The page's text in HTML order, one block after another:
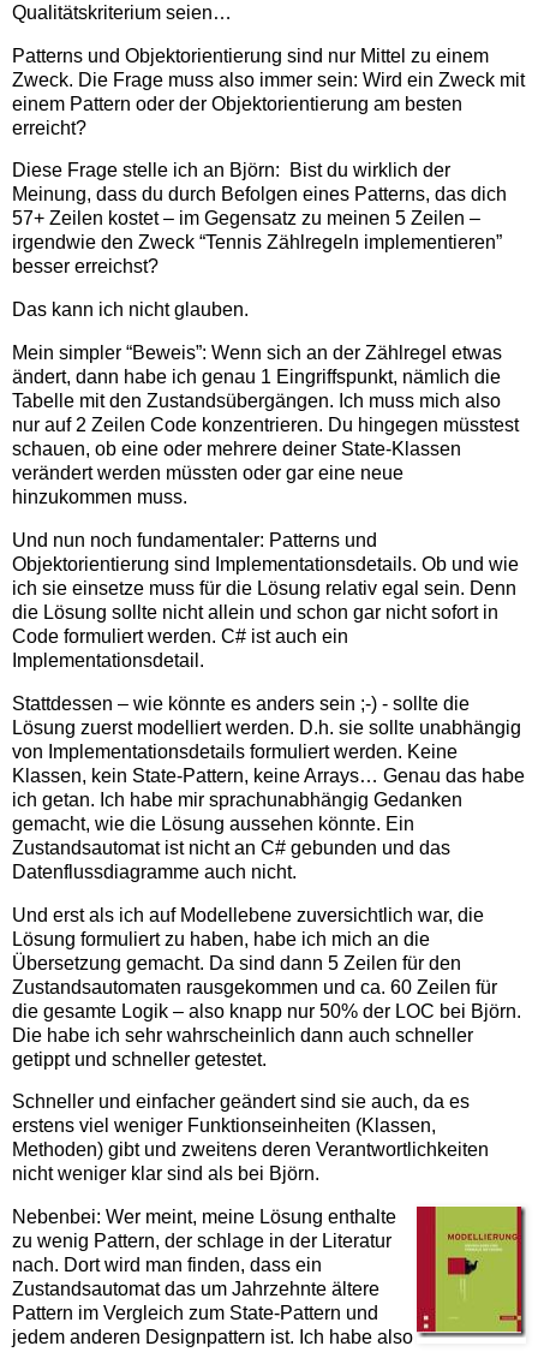
Qualitätskriterium seien…
Patterns und Objektorientierung sind nur Mittel zu einem
Zweck. Die Frage muss also immer sein: Wird ein Zweck mit
einem Pattern oder der Objektorientierung am besten
erreicht?
Diese Frage stelle ich an Björn: Bist du wirklich der
Meinung, dass du durch Befolgen eines Patterns, das dich
57+ Zeilen kostet – im Gegensatz zu meinen 5 Zeilen –
irgendwie den Zweck “Tennis Zählregeln implementieren”
besser erreichst?
Das kann ich nicht glauben.
Mein simpler “Beweis”: Wenn sich an der Zählregel etwas
ändert, dann habe ich genau 1 Eingriffspunkt, nämlich die
Tabelle mit den Zustandsübergängen. Ich muss mich also
nur auf 2 Zeilen Code konzentrieren. Du hingegen müsstest
schauen, ob eine oder mehrere deiner State-Klassen
verändert werden müssten oder gar eine neue
hinzukommen muss.
Und nun noch fundamentaler: Patterns und
Objektorientierung sind Implementationsdetails. Ob und wie
ich sie einsetze muss für die Lösung relativ egal sein. Denn
die Lösung sollte nicht allein und schon gar nicht sofort in
Code formuliert werden. C# ist auch ein
Implementationsdetail.
Stattdessen – wie könnte es anders sein ;-) - sollte die
Lösung zuerst modelliert werden. D.h. sie sollte unabhängig
von Implementationsdetails formuliert werden. Keine
Klassen, kein State-Pattern, keine Arrays… Genau das habe
ich getan. Ich habe mir sprachunabhängig Gedanken
gemacht, wie die Lösung aussehen könnte. Ein
Zustandsautomat ist nicht an C# gebunden und das
Datenflussdiagramme auch nicht.
Und erst als ich auf Modellebene zuversichtlich war, die
Lösung formuliert zu haben, habe ich mich an die
Übersetzung gemacht. Da sind dann 5 Zeilen für den
Zustandsautomaten rausgekommen und ca. 60 Zeilen für
die gesamte Logik – also knapp nur 50% der LOC bei Björn.
Die habe ich sehr wahrscheinlich dann auch schneller
getippt und schneller getestet.
Schneller und einfacher geändert sind sie auch, da es
erstens viel weniger Funktionseinheiten (Klassen,
Methoden) gibt und zweitens deren Verantwortlichkeiten
nicht weniger klar sind als bei Björn.
Nebenbei: Wer meint, meine Lösung enthalte
zu wenig Pattern, der schlage in der Literatur
nach. Dort wird man finden, dass ein
Zustandsautomat das um Jahrzehnte ältere
Pattern im Vergleich zum State-Pattern und
jedem anderen Designpattern ist. Ich habe also